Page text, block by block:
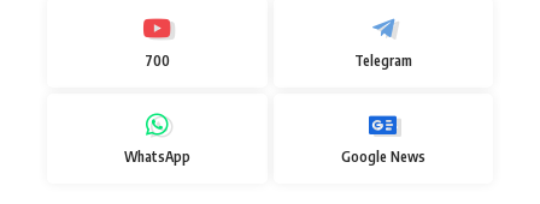
700 Telegram
WhatsApp Google News